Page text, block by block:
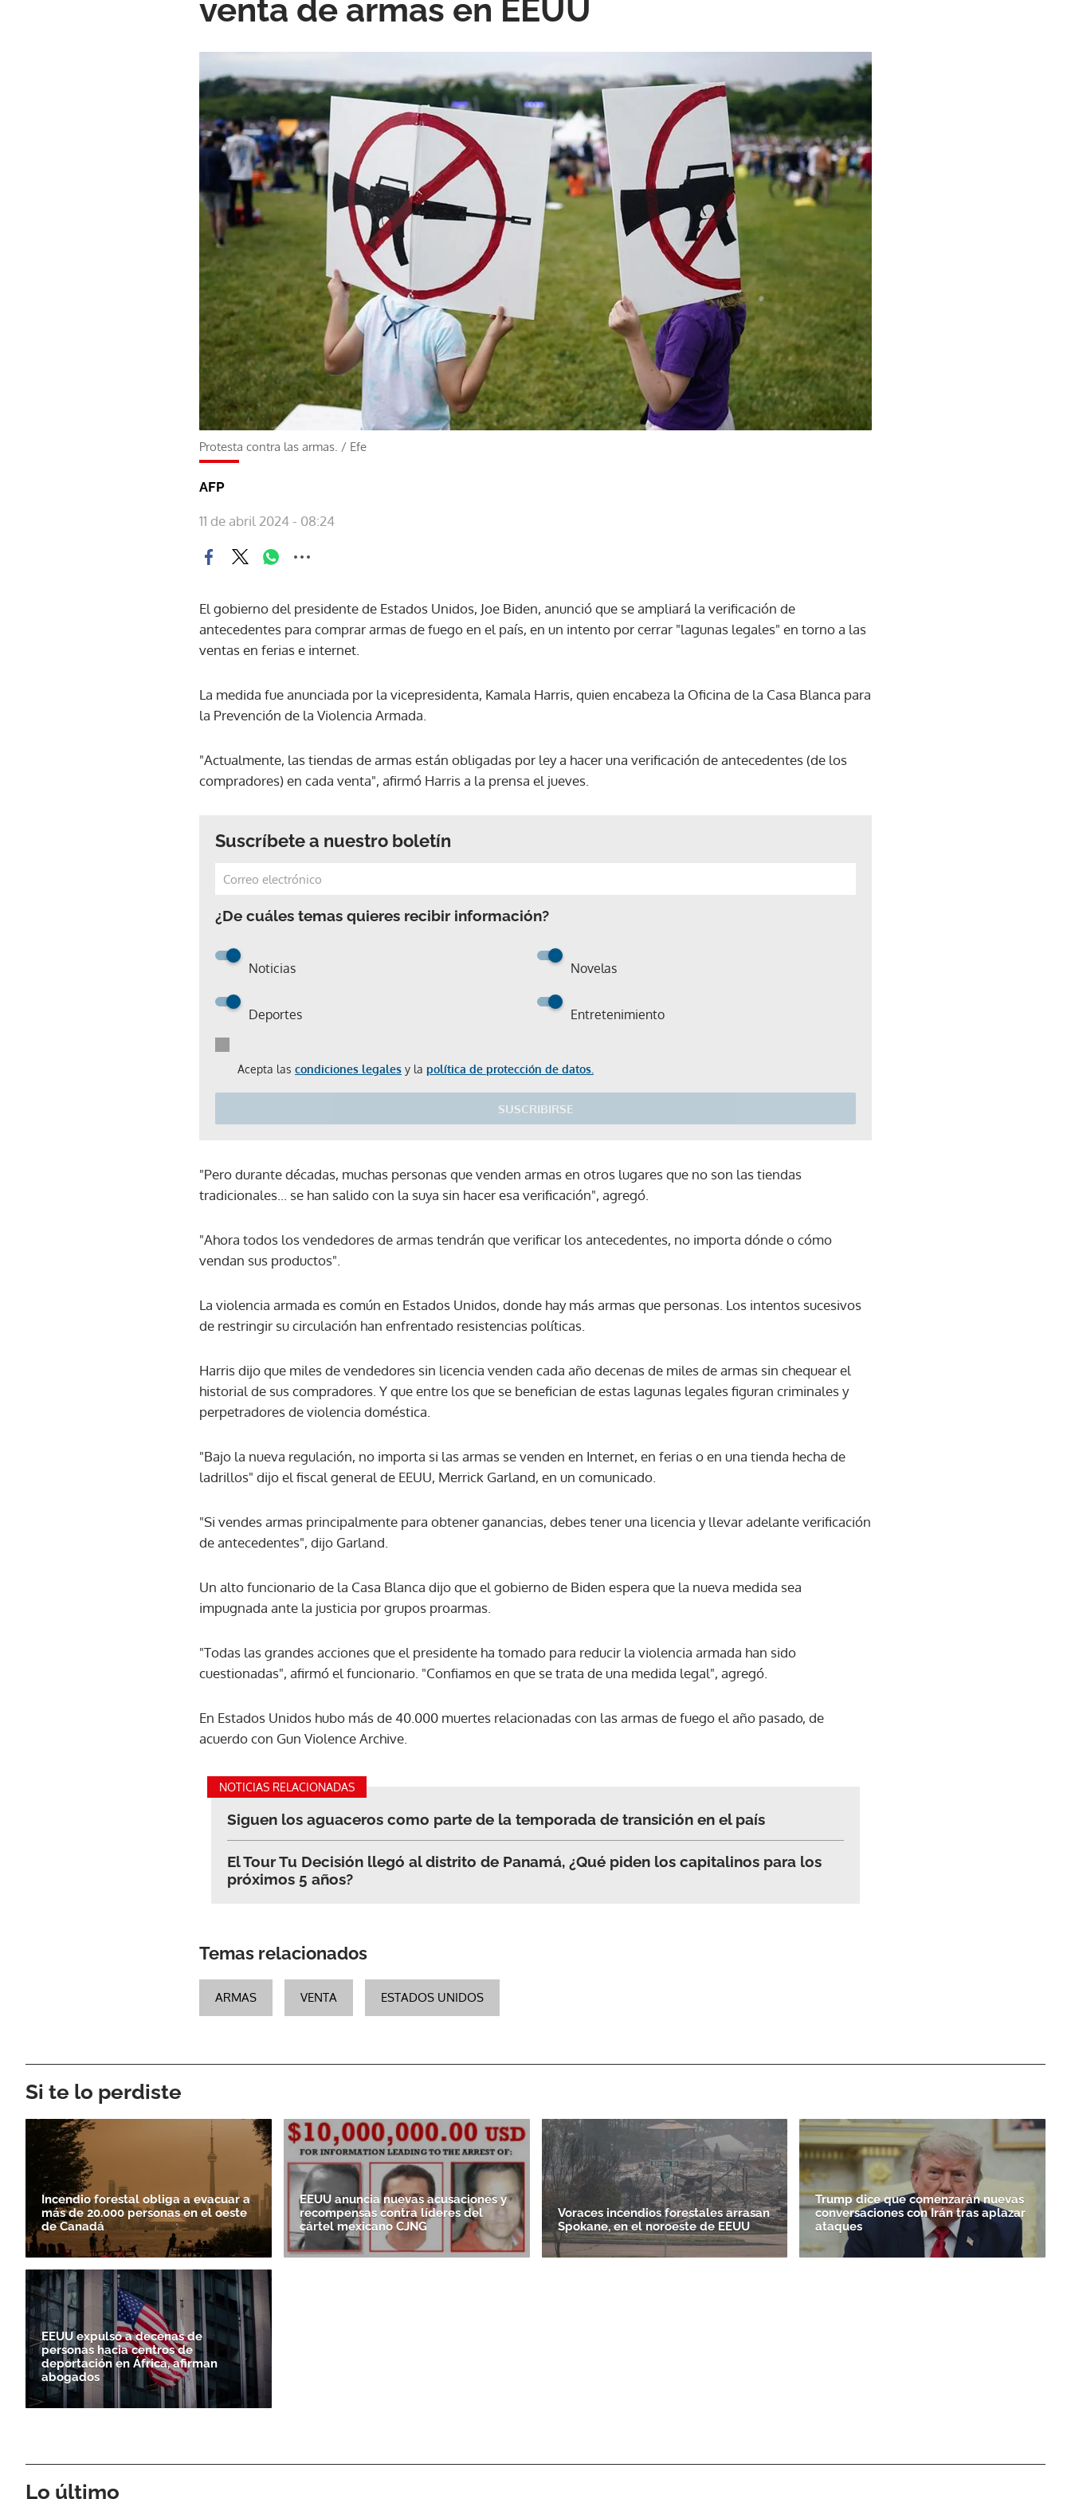
venta de armas en EEUU
Protesta contra las armas. / Efe
AFP
11 de abril 2024 - 08:24
El gobierno del presidente de Estados Unidos, Joe Biden, anunció que se ampliará la verificación de
antecedentes para comprar armas de fuego en el país, en un intento por cerrar "lagunas legales" en torno a las
ventas en ferias e internet.
La medida fue anunciada por la vicepresidenta, Kamala Harris, quien encabeza la Oficina de la Casa Blanca para
la Prevención de la Violencia Armada.
"Actualmente, las tiendas de armas están obligadas por ley a hacer una verificación de antecedentes (de los
compradores) en cada venta", afirmó Harris a la prensa el jueves.
Suscríbete a nuestro boletín
¿De cuáles temas quieres recibir información?
Noticias Novelas
Deportes Entretenimiento
Acepta las condiciones legales y la política de protección de datos.
SUSCRIBIRSE
ACEPTAR
"Pero durante décadas, muchas personas que venden armas en otros lugares que no son las tiendas
tradicionales... se han salido con la suya sin hacer esa verificación", agregó.
"Ahora todos los vendedores de armas tendrán que verificar los antecedentes, no importa dónde o cómo
vendan sus productos".
La violencia armada es común en Estados Unidos, donde hay más armas que personas. Los intentos sucesivos
de restringir su circulación han enfrentado resistencias políticas.
Harris dijo que miles de vendedores sin licencia venden cada año decenas de miles de armas sin chequear el
historial de sus compradores. Y que entre los que se benefician de estas lagunas legales figuran criminales y
perpetradores de violencia doméstica.
"Bajo la nueva regulación, no importa si las armas se venden en Internet, en ferias o en una tienda hecha de
ladrillos" dijo el fiscal general de EEUU, Merrick Garland, en un comunicado.
"Si vendes armas principalmente para obtener ganancias, debes tener una licencia y llevar adelante verificación
de antecedentes", dijo Garland.
Un alto funcionario de la Casa Blanca dijo que el gobierno de Biden espera que la nueva medida sea
impugnada ante la justicia por grupos proarmas.
"Todas las grandes acciones que el presidente ha tomado para reducir la violencia armada han sido
cuestionadas", afirmó el funcionario. "Confiamos en que se trata de una medida legal", agregó.
En Estados Unidos hubo más de 40.000 muertes relacionadas con las armas de fuego el año pasado, de
acuerdo con Gun Violence Archive.
NOTICIAS RELACIONADAS
Siguen los aguaceros como parte de la temporada de transición en el país
El Tour Tu Decisión llegó al distrito de Panamá, ¿Qué piden los capitalinos para los
próximos 5 años?
Temas relacionados
ARMAS VENTA ESTADOS UNIDOS
Si te lo perdiste
Incendio forestal obliga a evacuar a
más de 20.000 personas en el oeste
de Canadá
EEUU anuncia nuevas acusaciones y
recompensas contra líderes del
cártel mexicano CJNG
Voraces incendios forestales arrasan
Spokane, en el noroeste de EEUU
Trump dice que comenzarán nuevas
conversaciones con Irán tras aplazar
ataques
EEUU expulsó a decenas de
personas hacia centros de
deportación en África, afirman
abogados
Lo último